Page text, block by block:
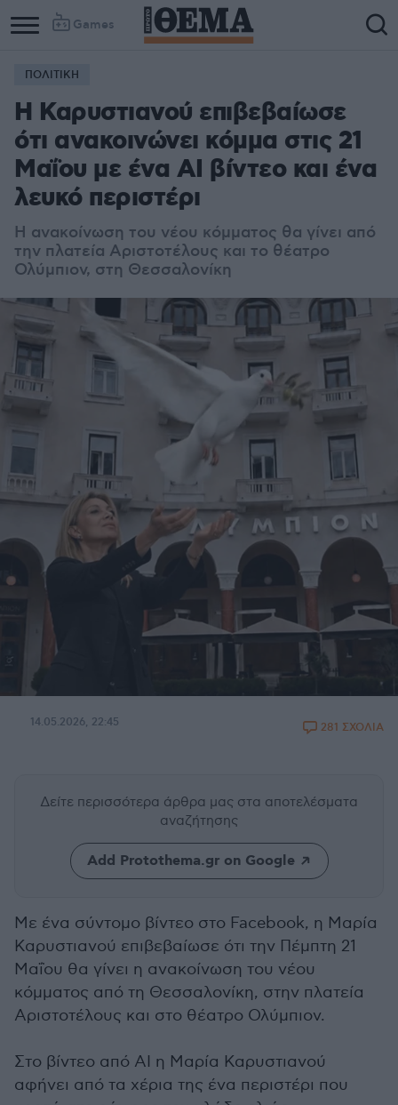
Games
1
2
ΠΟΛΙΤΙΚΗ
Η Καρυστιανού επιβεβαίωσε
ότι ανακοινώνει κόμμα στις 21
Μαΐου με ένα AI βίντεο και ένα
λευκό περιστέρι
Η ανακοίνωση του νέου κόμματος θα γίνει από
την πλατεία Αριστοτέλους και το θέατρο
Ολύμπιον, στη Θεσσαλονίκη
14.05.2026, 22:45 281 ΣΧΟΛΙΑ
Δείτε περισσότερα άρθρα μας στα αποτελέσματα
αναζήτησης
Add Protothema.gr on Google
Με ένα σύντομο βίντεο στο Facebook, η Μαρία
Καρυστιανού επιβεβαίωσε ότι την Πέμπτη 21
Μαΐου θα γίνει η ανακοίνωση του νέου
κόμματος από τη Θεσσαλονίκη, στην πλατεία
Αριστοτέλους και στο θέατρο Ολύμπιον.
Στο βίντεο από AI η Μαρία Καρυστιανού
αφήνει από τα χέρια της ένα περιστέρι που